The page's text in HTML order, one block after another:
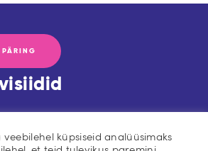
Meist
Tellimiskeskus
küpsiseid analüüsimaks